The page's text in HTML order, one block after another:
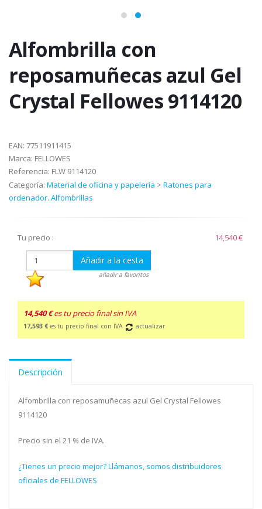
Alfombrilla con
reposamuñecas azul Gel
Crystal Fellowes 9114120
EAN: 77511911415
Marca: FELLOWES
Referencia: FLW 9114120
Categoría: Material de oficina y papelería > Ratones para
ordenador. Alfombrillas
Tu precio : 14,540 €
Añadir a la cesta
añadir a favoritos
14,540 € es tu precio final sin IVA
17,593 € es tu precio final con IVA actualizar
Descripción
Alfombrilla con reposamuñecas azul Gel Crystal Fellowes
9114120
Precio sin el 21 % de IVA.
¿Tienes un precio mejor? Llámanos, somos distribuidores
oficiales de FELLOWES